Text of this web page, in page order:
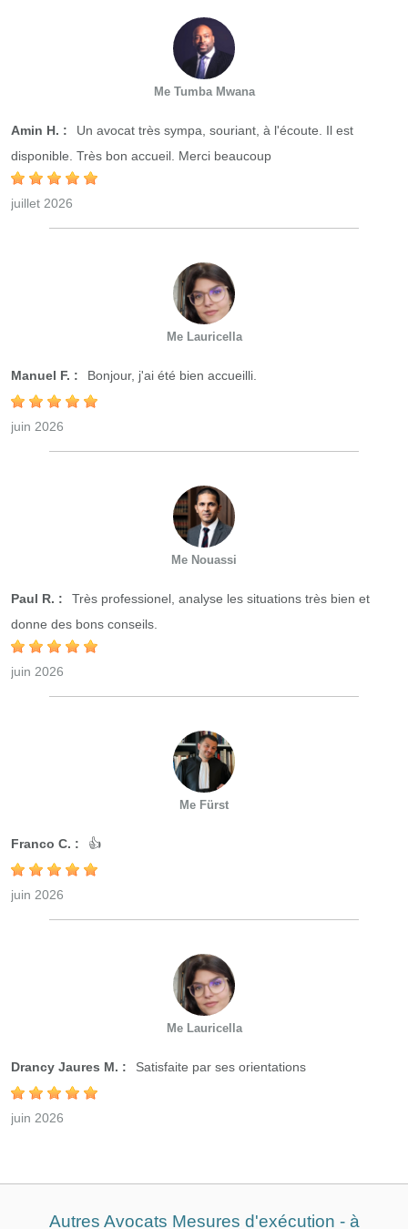
Me Tumba Mwana
Amin H. :
Un avocat très sympa, souriant, à l'écoute. Il est
disponible. Très bon accueil. Merci beaucoup
juillet 2026
Me Lauricella
Manuel F. : Bonjour, j'ai été bien accueilli.
juin 2026
Me Nouassi
Paul R. :
Très professionel, analyse les situations très bien et
donne des bons conseils.
juin 2026
Me Fürst
Franco C. : 👍
juin 2026
Me Lauricella
Drancy Jaures M. : Satisfaite par ses orientations
juin 2026
Autres Avocats Mesures d'exécution - à